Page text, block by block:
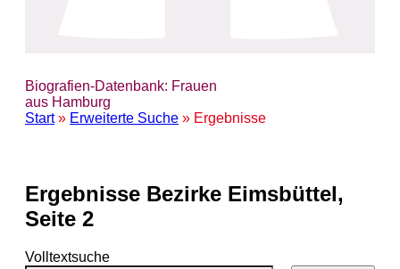
Biografien-Datenbank: Frauen
aus Hamburg
Start» Erweiterte Suche » Ergebnisse
Ergebnisse Bezirke Eimsbüttel,
Seite 2
Volltextsuche